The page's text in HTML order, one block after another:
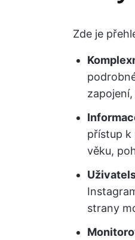
Zde je
přístup k
věku,
strany